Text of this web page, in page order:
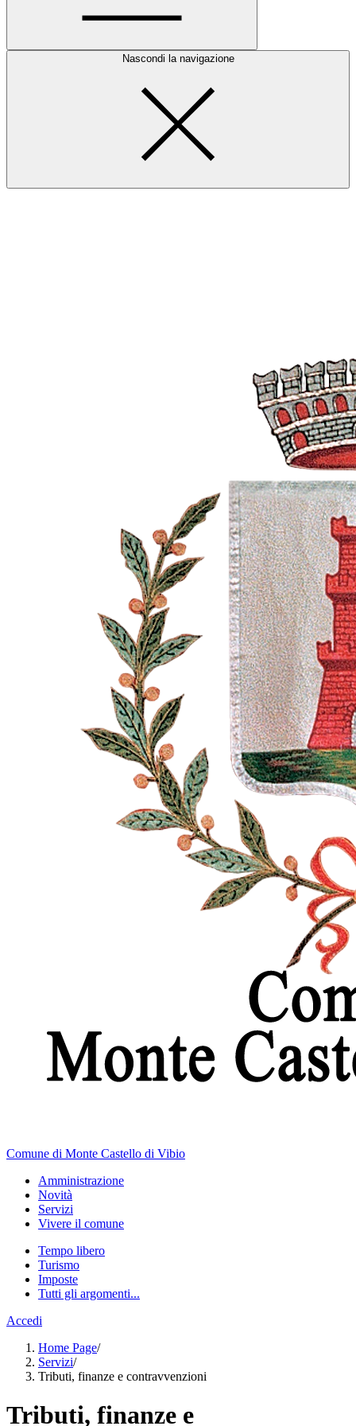
Nascondi la navigazione
Comune di Monte Castello di Vibio
Amministrazione
Novità
Servizi
Vivere il comune
Tempo libero
Turismo
Imposte
Tutti gli argomenti...
Accedi
Home Page/
Servizi/
Tributi, finanze e contravvenzioni
Tributi, finanze e